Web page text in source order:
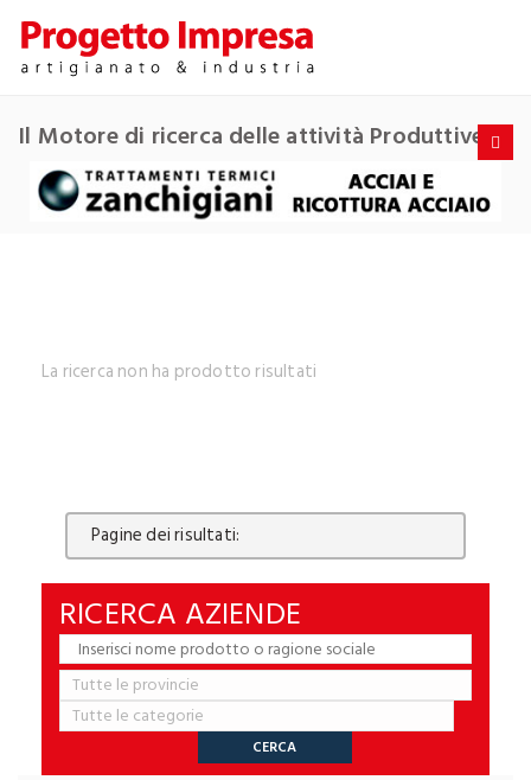
Il Motore di ricerca delle attività Produttive
La ricerca non ha prodotto risultati
Pagine dei risultati:
RICERCA AZIENDE